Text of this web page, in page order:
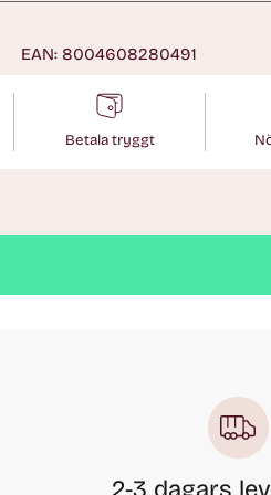
EAN: 8004608280491
Betala tryggt